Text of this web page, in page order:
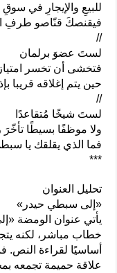
للبيعِ والإيجارِ في
فيقنصكَ قنّاصو طرفِ
//
لستَ عضوَ برلمان
فتخشى أن تخسر
حين يتم إغلاقه قريبا
//
لستَ شيخًا مُتقاعدًا
ولا موظفًا بسيطًا تأخّرَ
فما الذي يقلقك يا
***
تحليل العنوان
«إلى سبطي حيدر»
يأتي عنوان الومضة
خطاب مباشر، لكنه
أساسيًا لقراءة النص.
علاقة حميمة تجمعه